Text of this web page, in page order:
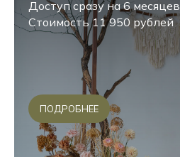
Доступ сразу на 6 месяцев
Стоимость 11 950 рублей
ПОДРОБНЕЕ